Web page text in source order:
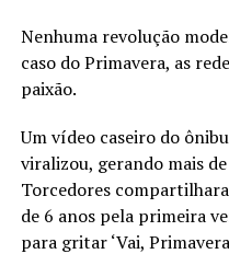
Nenhuma revolução
caso do Primavera, as
paixão.
Um vídeo caseiro do
viralizou, gerando mais
Torcedores
de 6 anos pela primeira
para gritar ‘Vai,